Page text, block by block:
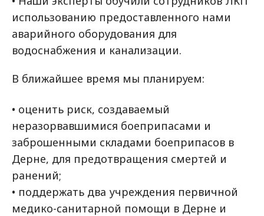
использованию предоставленного нами
аварийного оборудования для
водоснабжения и канализации.
В ближайшее время мы планируем:
• оценить риск, создаваемый
неразорвавшимися боеприпасами и
заброшенными складами боеприпасов в
Дерне, для предотвращения смертей и
ранений;
• поддержать два учреждения первичной
медико-санитарной помощи в Дерне и